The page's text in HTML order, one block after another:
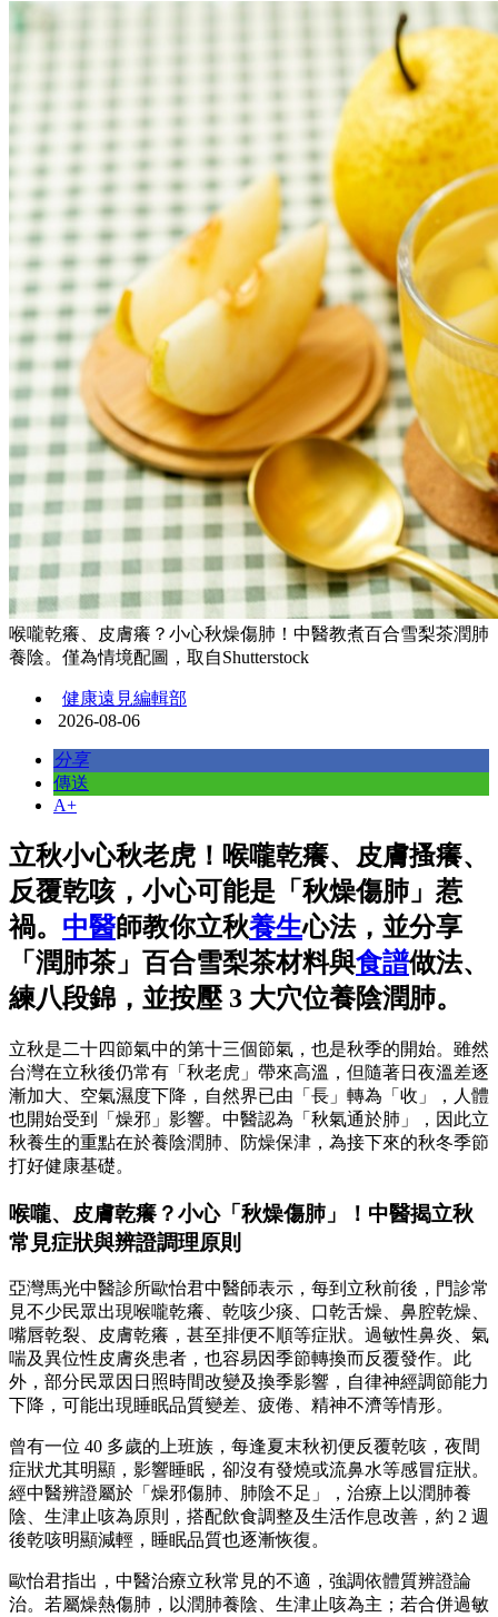
喉嚨乾癢、皮膚癢？小心秋燥傷肺！中醫教煮百合雪梨茶潤肺
養陰。僅為情境配圖，取自Shutterstock
健康遠見編輯部
2026-08-06
分享
傳送
A+
立秋小心秋老虎！喉嚨乾癢、皮膚搔癢、
反覆乾咳，小心可能是「秋燥傷肺」惹
禍。 中醫師教你立秋養生心法，並分享
「潤肺茶」百合雪梨茶材料與食譜做法、
練八段錦，並按壓 3 大穴位養陰潤肺。
立秋是二十四節氣中的第十三個節氣，也是秋季的開始。雖然
台灣在立秋後仍常有「秋老虎」帶來高溫，但隨著日夜溫差逐
漸加大、空氣濕度下降，自然界已由「長」轉為「收」，人體
也開始受到「燥邪」影響。中醫認為「秋氣通於肺」，因此立
秋養生的重點在於養陰潤肺、防燥保津，為接下來的秋冬季節
打好健康基礎。
喉嚨、皮膚乾癢？小心「秋燥傷肺」！中醫揭立秋
常見症狀與辨證調理原則
亞灣馬光中醫診所歐怡君中醫師表示，每到立秋前後，門診常
見不少民眾出現喉嚨乾癢、乾咳少痰、口乾舌燥、鼻腔乾燥、
嘴唇乾裂、皮膚乾癢，甚至排便不順等症狀。過敏性鼻炎、氣
喘及異位性皮膚炎患者，也容易因季節轉換而反覆發作。此
外，部分民眾因日照時間改變及換季影響，自律神經調節能力
下降，可能出現睡眠品質變差、疲倦、精神不濟等情形。
曾有一位 40 多歲的上班族，每逢夏末秋初便反覆乾咳，夜間
症狀尤其明顯，影響睡眠，卻沒有發燒或流鼻水等感冒症狀。
經中醫辨證屬於「燥邪傷肺、肺陰不足」，治療上以潤肺養
陰、生津止咳為原則，搭配飲食調整及生活作息改善，約 2 週
後乾咳明顯減輕，睡眠品質也逐漸恢復。
歐怡君指出，中醫治療立秋常見的不適，強調依體質辨證論
治。若屬燥熱傷肺，以潤肺養陰、生津止咳為主；若合併過敏